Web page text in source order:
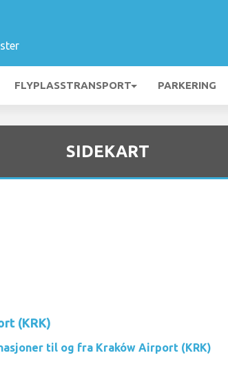
FLYPLASSTRANSPORT PARKERING
SIDEKART
(KRK)
til og fra Kraków Airport (KRK)